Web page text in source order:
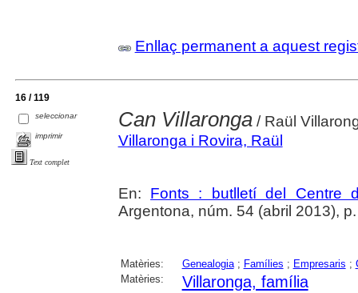
Enllaç permanent a aquest
16 / 119
seleccionar
imprimir
Text complet
Can Villaronga/ Raül
Villaronga i Rovira, Raül
En: Fonts : butlletí del Centre
Argentona, núm. 54 (abril 2013),
Matèries: Genealogia; Famílies ; Empresaris ;
Matèries:
Villaronga, família